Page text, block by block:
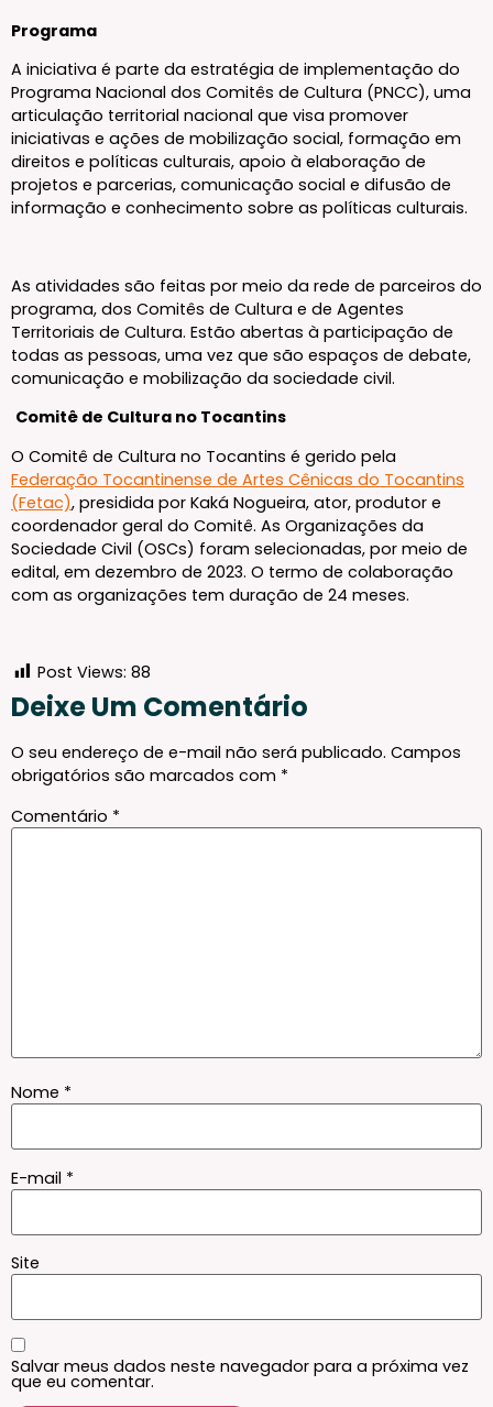
Programa
A iniciativa é parte da estratégia de implementação do
Programa Nacional dos Comitês de Cultura (PNCC), uma
articulação territorial nacional que visa promover
iniciativas e ações de mobilização social, formação em
direitos e políticas culturais, apoio à elaboração de
projetos e parcerias, comunicação social e difusão de
informação e conhecimento sobre as políticas culturais.
As atividades são feitas por meio da rede de parceiros do
programa, dos Comitês de Cultura e de Agentes
Territoriais de Cultura. Estão abertas à participação de
todas as pessoas, uma vez que são espaços de debate,
comunicação e mobilização da sociedade civil.
Comitê de Cultura no Tocantins
O Comitê de Cultura no Tocantins é gerido pela
Federação Tocantinense de Artes Cênicas do Tocantins
(Fetac), presidida por Kaká Nogueira, ator, produtor e
coordenador geral do Comitê. As Organizações da
Sociedade Civil (OSCs) foram selecionadas, por meio de
edital, em dezembro de 2023. O termo de colaboração
com as organizações tem duração de 24 meses.
Post Views: 88
Deixe Um Comentário
O seu endereço de e-mail não será publicado. Campos
obrigatórios são marcados com *
Comentário *
Nome *
E-mail *
Site
Salvar meus dados neste navegador para a próxima vez
que eu comentar.